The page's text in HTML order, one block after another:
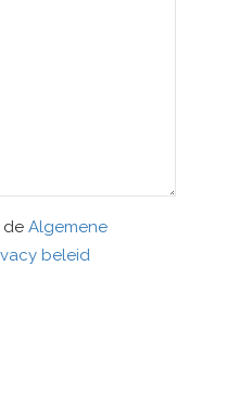
de Algemene
beleid